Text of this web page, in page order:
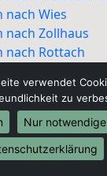
nach Wies
nach Zollhaus
nach Rottach
verwendet
zu
Nur